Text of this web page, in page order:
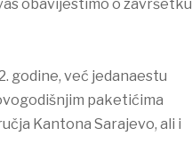
obavijestimo o završetku
godine, već jedanaestu
paketićima
Kantona Sarajevo, ali i